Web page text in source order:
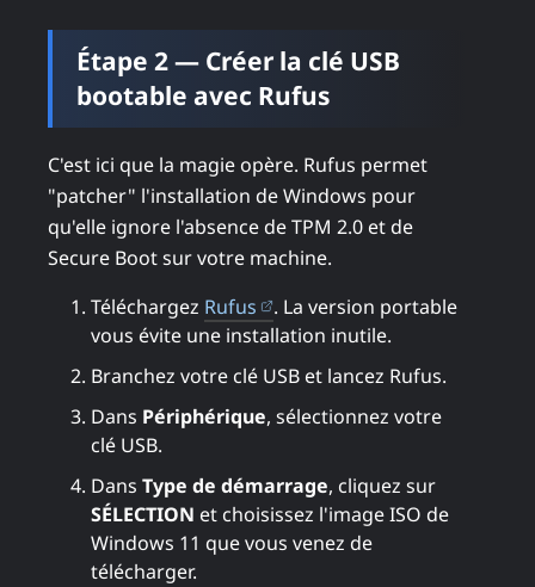
Étape 2 — Créer la clé USB
bootable avec Rufus
C'est ici que la magie opère. Rufus permet
"patcher" l'installation de Windows pour
qu'elle ignore l'absence de TPM 2.0 et de
Secure Boot sur votre machine.
Téléchargez Rufus (ouvre dans un nouvel
. La version portable
vous évite une installation inutile.
Branchez votre clé USB et lancez Rufus.
Dans Périphérique, sélectionnez votre
clé USB.
Dans Type de démarrage, cliquez sur
SÉLECTION et choisissez l'image ISO de
Windows 11 que vous venez de
télécharger.